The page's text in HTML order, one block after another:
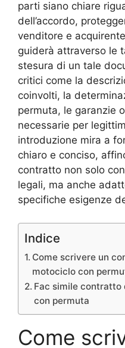
parti siano chiare
dell’accordo,
venditore e
guiderà attraverso le
stesura di un tale
critici come la
coinvolti, la
permuta, le garanzie
necessarie per
introduzione mira a
chiaro e conciso,
contratto non solo
legali, ma anche
specifiche esigenze
Indice
Come scrivere un
motociclo con
Fac simile
con permuta
Come